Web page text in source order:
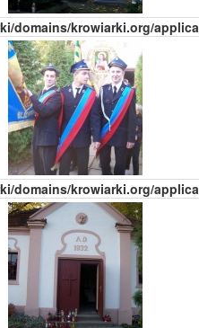
domains/krowiarki.org/
domains/krowiarki.org/